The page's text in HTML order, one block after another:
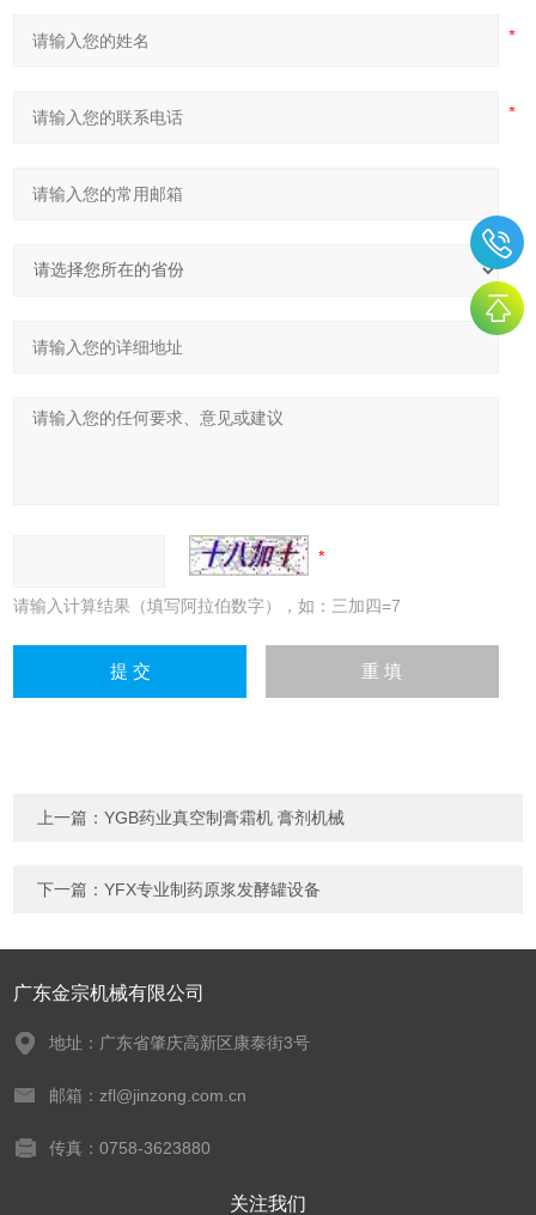
请输入计算结果（填写阿拉伯数字），如：三加四=7
上一篇：YGB药业真空制膏霜机 膏剂机械
下一篇：YFX专业制药原浆发酵罐设备
广东金宗机械有限公司
地址：广东省肇庆高新区康泰街3号
邮箱：zfl@jinzong.com.cn
传真：0758-3623880
关注我们